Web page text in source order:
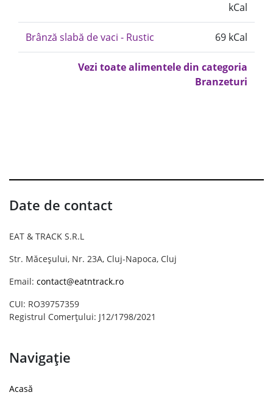
kCal
Brânză slabă de vaci - Rustic 69 kCal
Vezi toate alimentele din categoria
Branzeturi
Date de contact
EAT & TRACK S.R.L
Str. Măceșului, Nr. 23A, Cluj-Napoca, Cluj
Email: contact@eatntrack.ro
CUI: RO39757359
Registrul Comerțului: J12/1798/2021
Navigație
Acasă